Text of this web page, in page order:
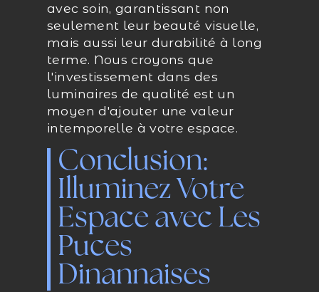
avec soin, garantissant non
seulement leur beauté visuelle,
mais aussi leur durabilité à long
terme. Nous croyons que
l'investissement dans des
luminaires de qualité est un
moyen d'ajouter une valeur
intemporelle à votre espace.
Conclusion:
Illuminez Votre
Espace avec Les
Puces
Dinannaises